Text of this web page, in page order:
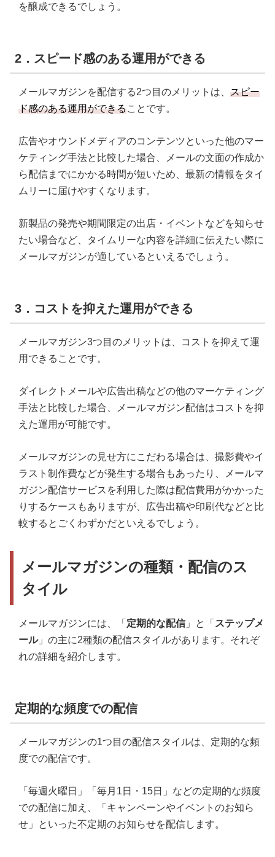
を醸成できるでしょう。
2．スピード感のある運用ができる
メールマガジンを配信する2つ目のメリットは、 スピー
ド感のある運用ができることです。
広告やオウンドメディアのコンテンツといった他のマー
ケティング手法と比較した場合、メールの文面の作成か
ら配信までにかかる時間が短いため、最新の情報をタイ
ムリーに届けやすくなります。
新製品の発売や期間限定の出店・イベントなどを知らせ
たい場合など、タイムリーな内容を詳細に伝えたい際に
メールマガジンが適しているといえるでしょう。
3．コストを抑えた運用ができる
メールマガジン3つ目のメリットは、コストを抑えて運
用できることです。
ダイレクトメールや広告出稿などの他のマーケティング
手法と比較した場合、メールマガジン配信はコストを抑
えた運用が可能です。
メールマガジンの見せ方にこだわる場合は、撮影費やイ
ラスト制作費などが発生する場合もあったり、メールマ
ガジン配信サービスを利用した際は配信費用がかかった
りするケースもありますが、広告出稿や印刷代などと比
較するとごくわずかだといえるでしょう。
メールマガジンの種類・配信のス
タイル
メールマガジンには、「 定期的な配信」と「 ステップメ
ール」の主に2種類の配信スタイルがあります。それぞ
れの詳細を紹介します。
定期的な頻度での配信
メールマガジンの1つ目の配信スタイルは、定期的な頻
度での配信です。
「毎週火曜日」「毎月1日・15日」などの定期的な頻度
での配信に加え、「キャンペーンやイベントのお知ら
せ」といった不定期のお知らせを配信します。